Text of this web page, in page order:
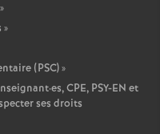
»
»
(PSC)»
·es, CPE, PSY-EN et
ses droits